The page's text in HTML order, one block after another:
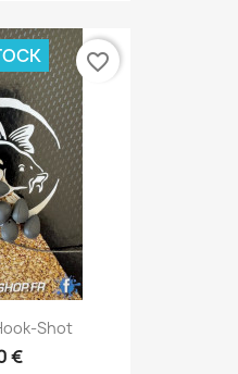
Shot
€
favorite_border